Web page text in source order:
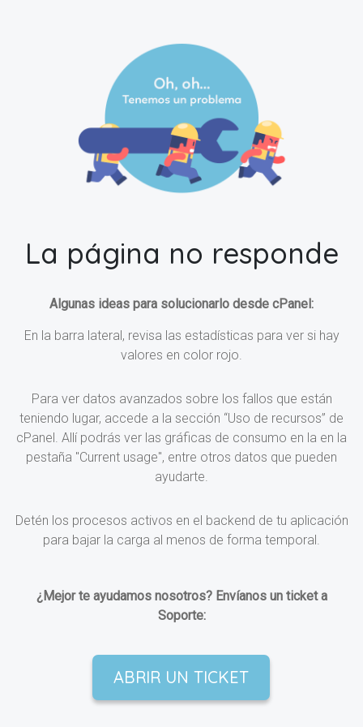
La página no responde
Algunas ideas para solucionarlo desde cPanel:
En la barra lateral, revisa las estadísticas para ver si hay
valores en color rojo.
Para ver datos avanzados sobre los fallos que están
teniendo lugar, accede a la sección “Uso de recursos” de
cPanel. Allí podrás ver las gráficas de consumo en la en la
pestaña "Current usage", entre otros datos que pueden
ayudarte.
Detén los procesos activos en el backend de tu aplicación
para bajar la carga al menos de forma temporal.
¿Mejor te ayudamos nosotros? Envíanos un ticket a
Soporte:
ABRIR UN TICKET